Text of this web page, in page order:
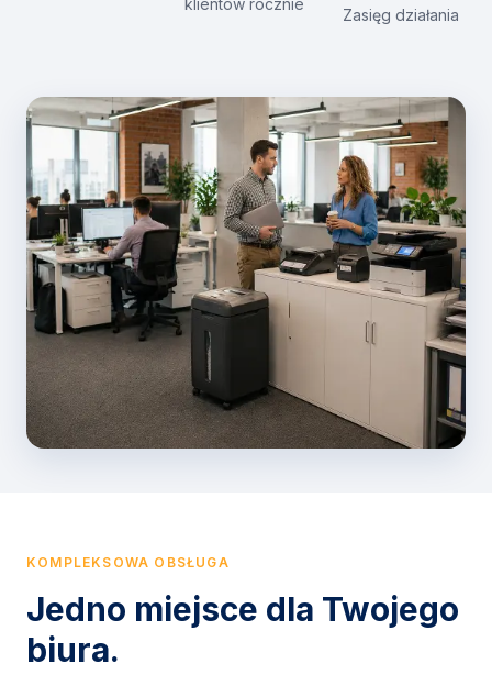
klientów rocznie
Zasięg działania
KOMPLEKSOWA OBSŁUGA
Jedno miejsce dla Twojego
biura.